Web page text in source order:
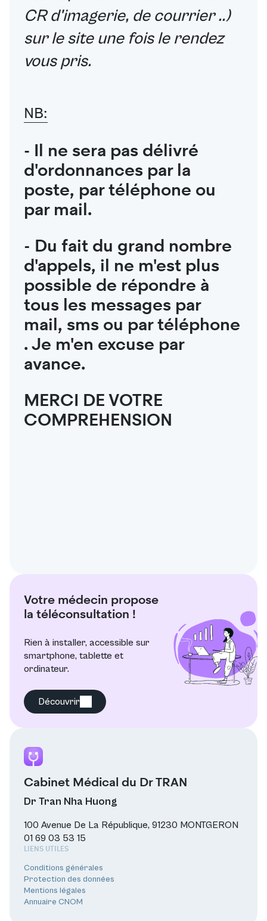
CR d'imagerie, de courrier ..)
sur le site une fois le rendez
vous pris.
NB:
- Il ne sera pas délivré
d'ordonnances par la
poste, par téléphone ou
par mail.
- Du fait du grand nombre
d'appels, il ne m'est plus
possible de répondre à
tous les messages par
mail, sms ou par téléphone
. Je m'en excuse par
avance.
MERCI DE VOTRE
COMPREHENSION
Votre médecin propose
la téléconsultation !
Rien à installer, accessible sur
smartphone, tablette et
ordinateur.
Découvrir
Cabinet Médical du Dr TRAN
Dr Tran Nha Huong
100 Avenue De La République, 91230 MONTGERON
01 69 03 53 15
LIENS UTILES
Conditions générales
Protection des données
Mentions légales
Annuaire CNOM